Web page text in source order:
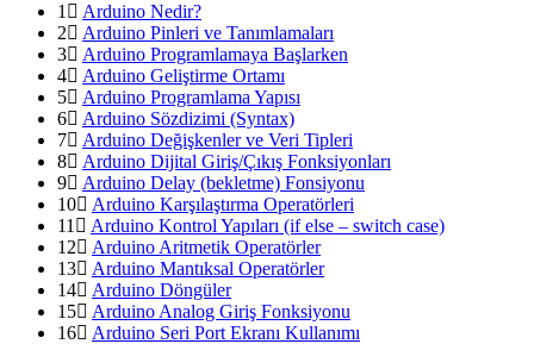
1
Arduino Nedir?
2
Arduino Pinleri ve Tanımlamaları
3
Arduino Programlamaya Başlarken
4
Arduino Geliştirme Ortamı
5
Arduino Programlama Yapısı
6
Arduino Sözdizimi (Syntax)
7
Arduino Değişkenler ve Veri Tipleri
8
Arduino Dijital Giriş/Çıkış Fonksiyonları
9
Arduino Delay (bekletme) Fonsiyonu
10
Arduino Karşılaştırma Operatörleri
11
Arduino Kontrol Yapıları (if else – switch case)
12
Arduino Aritmetik Operatörler
13
Arduino Mantıksal Operatörler
14
Arduino Döngüler
15
Arduino Analog Giriş Fonksiyonu
16
Arduino Seri Port Ekranı Kullanımı